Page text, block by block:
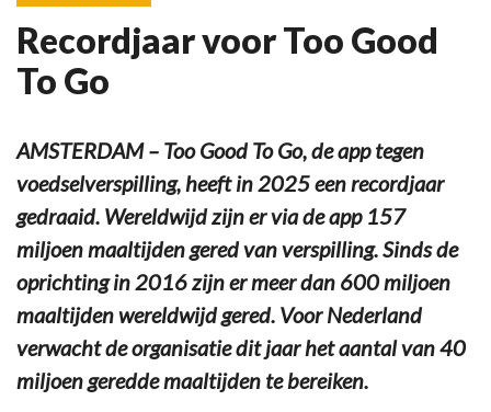
Recordjaar voor Too Good
To Go
AMSTERDAM – Too Good To Go, de app tegen
voedselverspilling, heeft in 2025 een recordjaar
gedraaid. Wereldwijd zijn er via de app 157
miljoen maaltijden gered van verspilling. Sinds de
oprichting in 2016 zijn er meer dan 600 miljoen
maaltijden wereldwijd gered. Voor Nederland
verwacht de organisatie dit jaar het aantal van 40
miljoen geredde maaltijden te bereiken.